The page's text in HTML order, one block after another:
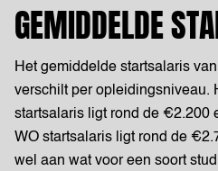
GEMIDDELDE
Het gemiddelde startsalaris
verschilt per opleidingsniveau.
startsalaris ligt rond de €2.200
WO startsalaris ligt rond de
wel aan wat voor een soort